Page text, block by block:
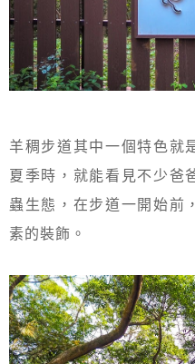
羊稠步道其中一個特色就
夏季時，就能看見不少爸
蟲生態，在步道一開始前
素的裝飾。